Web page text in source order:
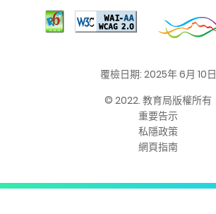
覆檢日期: 2025年 6月 10日
© 2022. 教育局版權所有
重要告示
私隱政策
網頁指南